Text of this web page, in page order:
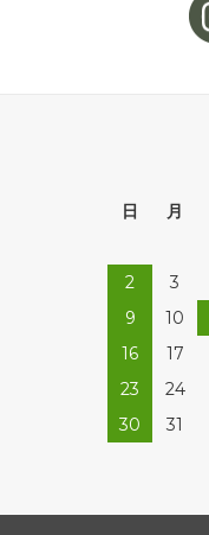
日
月
2
3
9
10
16
17
23
24
30
31